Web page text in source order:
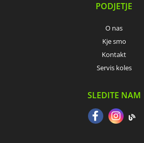
PODJETJE
O nas
Kje smo
Kontakt
Servis koles
SLEDITE NAM